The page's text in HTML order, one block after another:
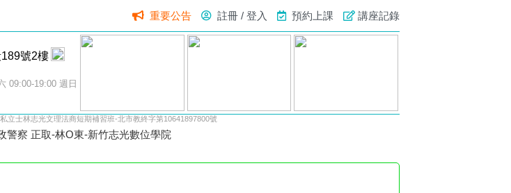
重要公告 註冊 / 登入 預約上課 講座記錄
號2樓
09:00-19:00 週日
立士林志光文理法商短期補習班-北市教終字第10641897800號
警察 正取-林O東-新竹志光數位學院